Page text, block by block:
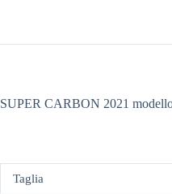
SUPER CARBON 2021
Taglia